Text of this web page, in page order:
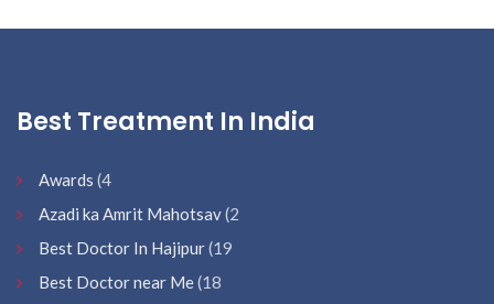
Best Treatment In India
Awards (4
Azadi ka Amrit Mahotsav(2
Best Doctor In Hajipur(19
Best Doctor near Me(18